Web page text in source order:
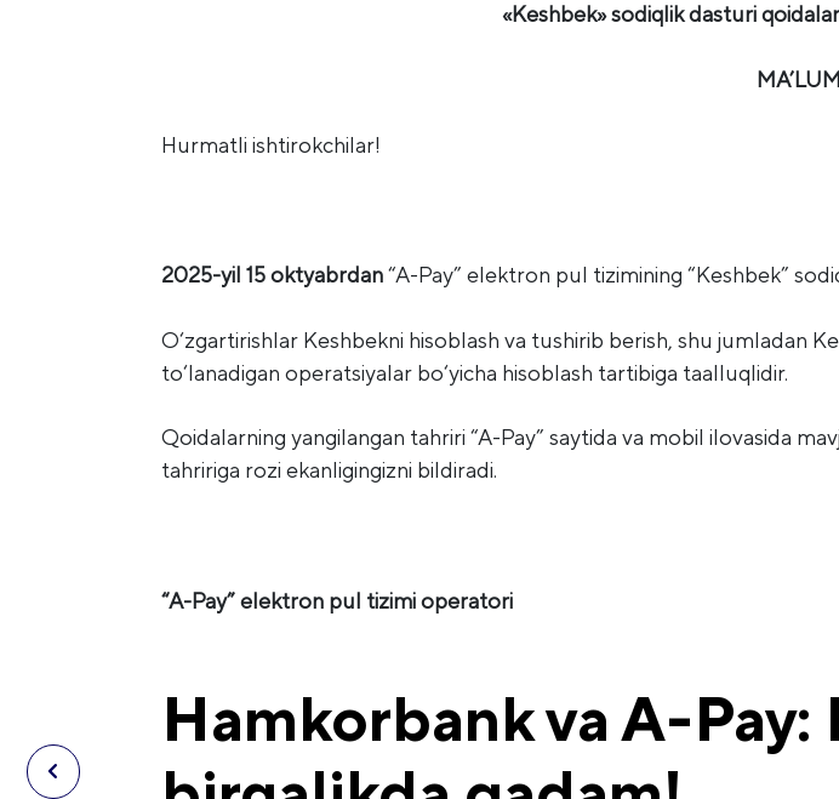
«Keshbek» sodiqlik dasturi
Hurmatli ishtirokchilar!
2025-yil 15 oktyabrdan“A-Pay” elektron pul tizimining “Keshbek”
O‘zgartirishlar Keshbekni hisoblash va tushirib berish, shu jumladan
to‘lanadigan operatsiyalar bo‘yicha hisoblash tartibiga taalluqlidir.
Qoidalarning yangilangan tahriri “A-Pay” saytida va mobil ilovasida
tahririga rozi ekanligingizni bildiradi.
“A-Pay” elektron pul tizimi operatori
Hamkorbank va A-